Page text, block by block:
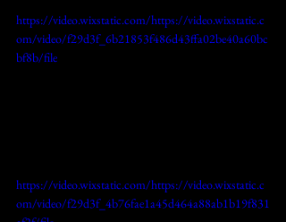
https://video.wixstatic.com/https://video.wixstatic.c
om/video/f29d3f_6b21853f486d43ffa02be40a60bc
bf8b/file
https://video.wixstatic.com/https://video.wixstatic.c
om/video/f29d3f_4b76fae1a45d464a88ab1b19f831